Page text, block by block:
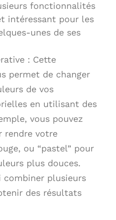
fonctionnalités
intéressant pour les
unes de ses
: Cette
permet de changer
de vos
en utilisant des
vous pouvez
rendre votre
ou “pastel” pour
plus douces.
combiner plusieurs
des résultats